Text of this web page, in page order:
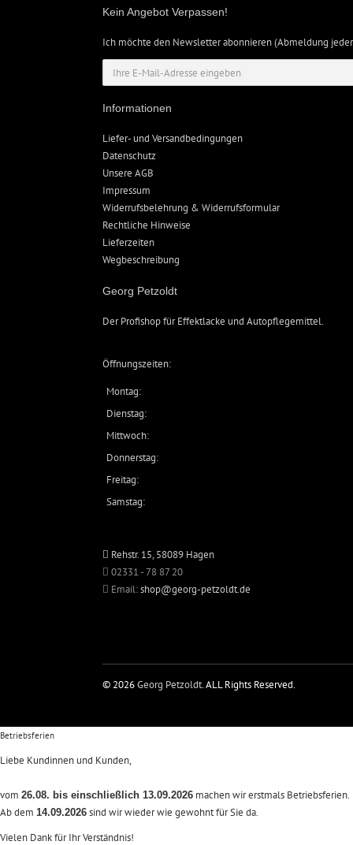
Kein Angebot Verpassen!
Ich möchte den Newsletter abonnieren (Abmeldung
Informationen
Liefer- und Versandbedingungen
Datenschutz
Unsere AGB
Impressum
Widerrufsbelehrung & Widerrufsformular
Rechtliche Hinweise
Lieferzeiten
Wegbeschreibung
Georg Petzoldt
Der Profishop fürEffektlacke und Autopflegemittel.
Öffnungszeiten:
Montag:
Dienstag:
Mittwoch:
Donnerstag:
Freitag:
Samstag:
Rehstr. 15, 58089 Hagen
02331 - 78 87 20
Email:shop@georg-petzoldt.de
© 2026Georg Petzoldt. ALL Rights Reserved.
Betriebsferien
Liebe Kundinnen und Kunden,
vom 26.08. bis einschließlich 13.09.2026 machen wir erstmals Betriebsferien.
Ab dem 14.09.2026 sind wir wieder wie gewohnt für Sie da.
Vielen Dank für Ihr Verständnis!